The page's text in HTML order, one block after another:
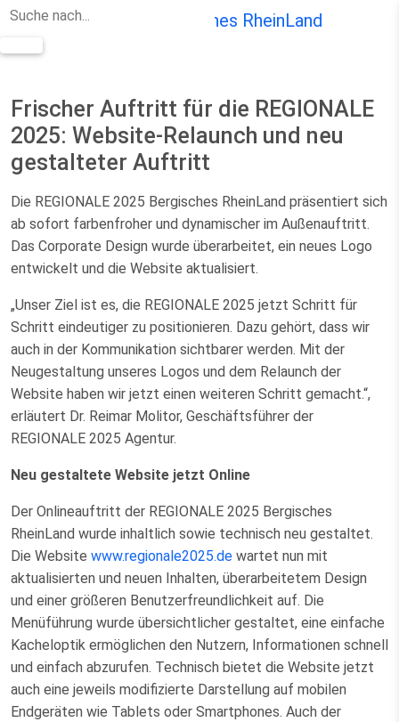
Zum Hauptinhalt springen
Frischer Auftritt für die REGIONALE
2025: Website-Relaunch und neu
gestalteter Auftritt
Die REGIONALE 2025 Bergisches RheinLand präsentiert sich
ab sofort farbenfroher und dynamischer im Außenauftritt.
Das Corporate Design wurde überarbeitet, ein neues Logo
entwickelt und die Website aktualisiert.
„Unser Ziel ist es, die REGIONALE 2025 jetzt Schritt für
Schritt eindeutiger zu positionieren. Dazu gehört, dass wir
auch in der Kommunikation sichtbarer werden. Mit der
Neugestaltung unseres Logos und dem Relaunch der
Website haben wir jetzt einen weiteren Schritt gemacht.“,
erläutert Dr. Reimar Molitor, Geschäftsführer der
REGIONALE 2025 Agentur.
Neu gestaltete Website jetzt Online
Der Onlineauftritt der REGIONALE 2025 Bergisches
RheinLand wurde inhaltlich sowie technisch neu gestaltet.
Die Website www.regionale2025.de wartet nun mit
aktualisierten und neuen Inhalten, überarbeitetem Design
und einer größeren Benutzerfreundlichkeit auf. Die
Menüführung wurde übersichtlicher gestaltet, eine einfache
Kacheloptik ermöglichen den Nutzern, Informationen schnell
und einfach abzurufen. Technisch bietet die Website jetzt
auch eine jeweils modifizierte Darstellung auf mobilen
Endgeräten wie Tablets oder Smartphones. Auch der